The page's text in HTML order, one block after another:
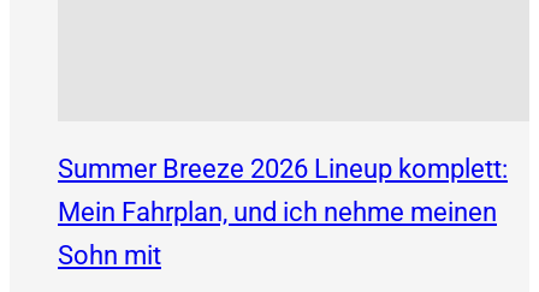
Summer Breeze 2026 Lineup komplett:
Mein Fahrplan, und ich nehme meinen
Sohn mit